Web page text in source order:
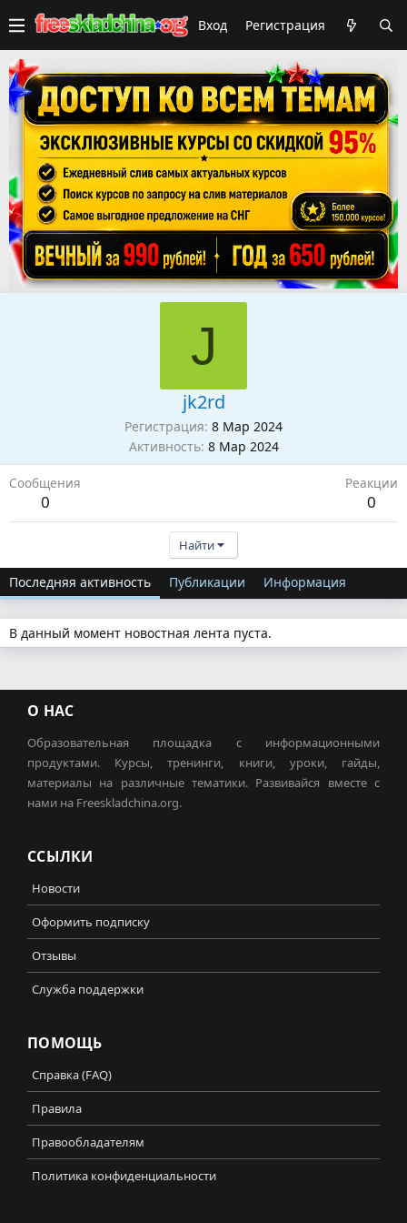
Вход Регистрация
J
jk2rd
Регистрация 8 Мар 2024
Активность 8 Мар 2024
Сообщения
0
Реакции
0
Найти
Последняя активность Публикации Информация
В данный момент новостная лента пуста.
О НАС
Образовательная площадка с информационными
продуктами. Курсы, тренинги, книги, уроки, гайды,
материалы на различные тематики. Развивайся вместе с
нами на Freeskladchina.org.
ССЫЛКИ
Новости
Оформить подписку
Отзывы
Служба поддержки
ПОМОЩЬ
Справка (FAQ)
Правила
Правообладателям
Политика конфиденциальности